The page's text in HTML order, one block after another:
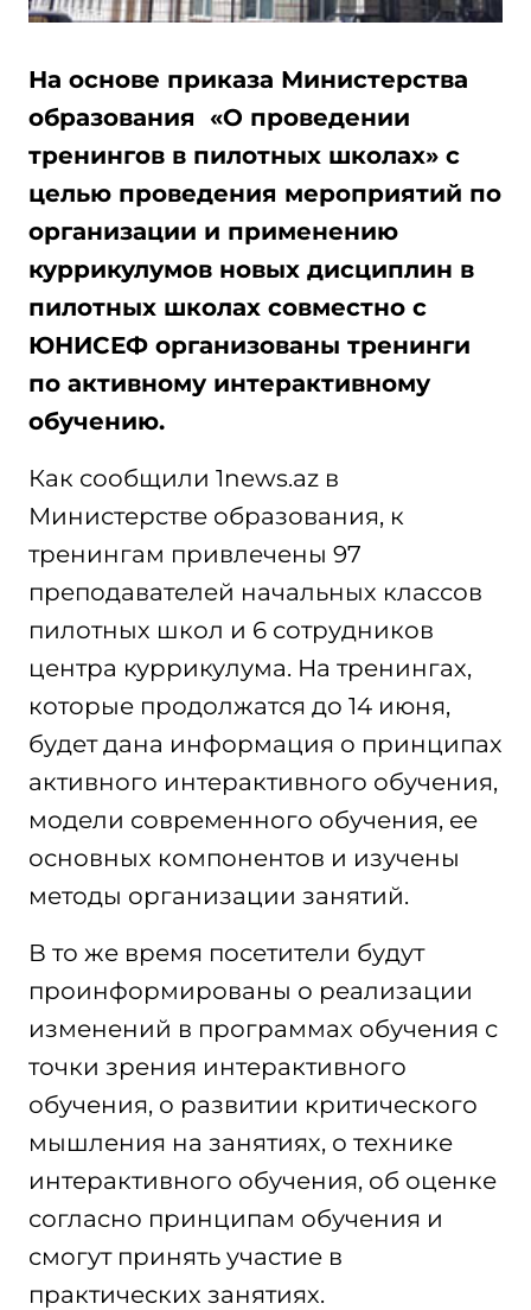
На основе приказа Министерства
образования «О проведении
тренингов в пилотных школах» с
целью проведения мероприятий по
организации и применению
куррикулумов новых дисциплин в
пилотных школах совместно с
ЮНИСЕФ организованы тренинги
по активному интерактивному
обучению.
Как сообщили 1news.az в
Министерстве образования, к
тренингам привлечены 97
преподавателей начальных классов
пилотных школ и 6 сотрудников
центра куррикулума. На тренингах,
которые продолжатся до 14 июня,
будет дана информация о принципах
активного интерактивного обучения,
модели современного обучения, ее
основных компонентов и изучены
методы организации занятий.
В то же время посетители будут
проинформированы о реализации
изменений в программах обучения с
точки зрения интерактивного
обучения, о развитии критического
мышления на занятиях, о технике
интерактивного обучения, об оценке
согласно принципам обучения и
смогут принять участие в
практических занятиях.